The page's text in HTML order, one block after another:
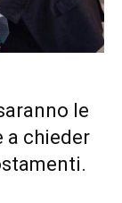
le
a chieder